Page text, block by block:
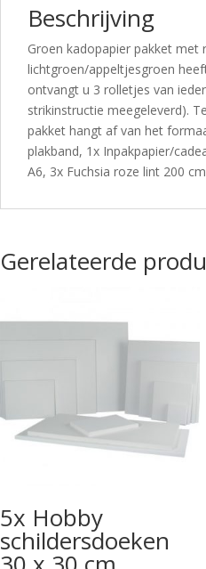
Beschrijving
Groen kadopapier pakket met
lichtgroen/appeltjesgroen
ontvangt u 3 rolletjes van
strikinstructie meegeleverd).
pakket hangt af van het
plakband, 1x Inpakpapier/
A6, 3x Fuchsia roze lint 200
Gerelateerde
5x Hobby
schildersdoeken